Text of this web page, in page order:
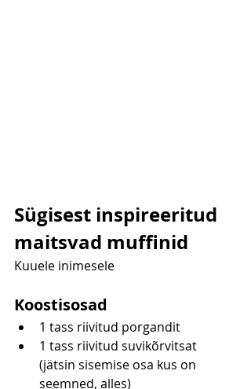
Sügisest inspireeritud
maitsvad muffinid
Kuuele inimesele
Koostisosad
1 tass riivitud porgandit
1 tass riivitud suvikõrvitsat
(jätsin sisemise osa kus on
seemned, alles)